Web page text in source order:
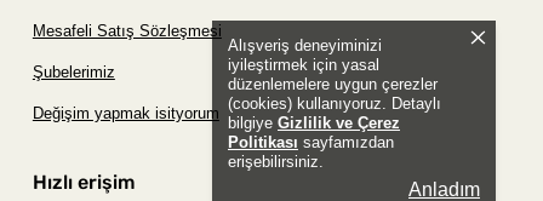
Alışveriş deneyiminizi
iyileştirmek için yasal
düzenlemelere uygun çerezler
(cookies) kullanıyoruz. Detaylı
bilgiye Gizlilik ve Çerez
Politikası sayfamızdan
erişebilirsiniz.
Anladım
Mesafeli Satış Sözleşmesi
Şubelerimiz
Değişim yapmak isityorum
Hızlı erişim